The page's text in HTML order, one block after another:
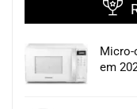
Micro-
em